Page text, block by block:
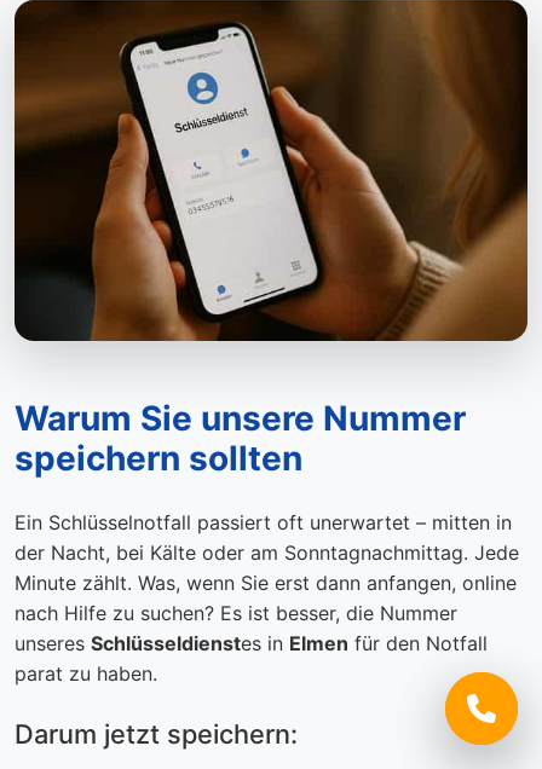
Warum Sie unsere Nummer
speichern sollten
Ein Schlüsselnotfall passiert oft unerwartet – mitten in
der Nacht, bei Kälte oder am Sonntagnachmittag. Jede
Minute zählt. Was, wenn Sie erst dann anfangen, online
nach Hilfe zu suchen? Es ist besser, die Nummer
unseres Schlüsseldienstes in Elmen für den Notfall
parat zu haben.
Darum jetzt speichern: